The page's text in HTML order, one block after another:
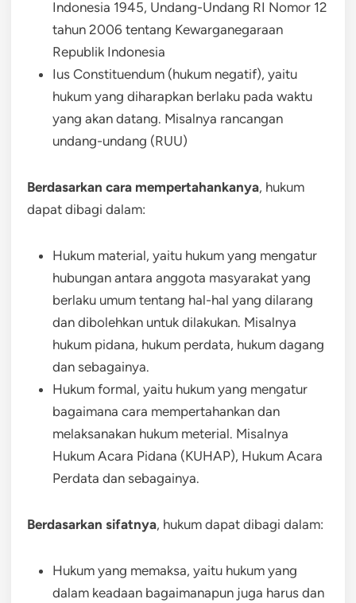
Indonesia 1945, Undang-Undang RI Nomor 12
tahun 2006 tentang Kewarganegaraan
Republik Indonesia
Ius Constituendum (hukum negatif), yaitu
hukum yang diharapkan berlaku pada waktu
yang akan datang. Misalnya rancangan
undang-undang (RUU)
Berdasarkan cara mempertahankanya, hukum
dapat dibagi dalam:
Hukum material, yaitu hukum yang mengatur
hubungan antara anggota masyarakat yang
berlaku umum tentang hal-hal yang dilarang
dan dibolehkan untuk dilakukan. Misalnya
hukum pidana, hukum perdata, hukum dagang
dan sebagainya.
Hukum formal, yaitu hukum yang mengatur
bagaimana cara mempertahankan dan
melaksanakan hukum meterial. Misalnya
Hukum Acara Pidana (KUHAP), Hukum Acara
Perdata dan sebagainya.
Berdasarkan sifatnya, hukum dapat dibagi dalam:
Hukum yang memaksa, yaitu hukum yang
dalam keadaan bagaimanapun juga harus dan